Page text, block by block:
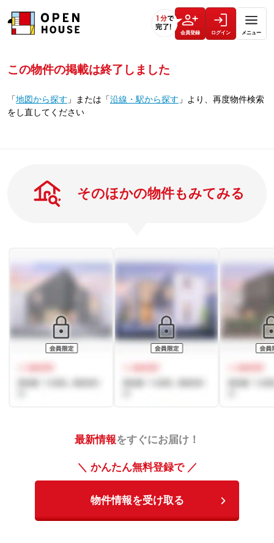
会員登録 ログイン メニュー
この物件の掲載は終了しました
「地図から探す 」 または 「沿線・駅から探す 」 より、再度物件検索
をし直してください
そのほかの物件もみてみる
最新情報をすぐにお届け！
＼ かんたん無料登録で ／
物件情報を受け取る